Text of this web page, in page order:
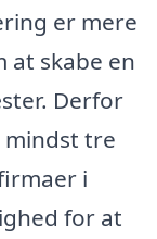
er mere
at skabe en
Derfor
mindst tre
i
for at